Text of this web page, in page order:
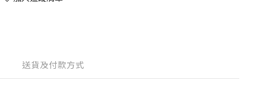
送貨及付款方式